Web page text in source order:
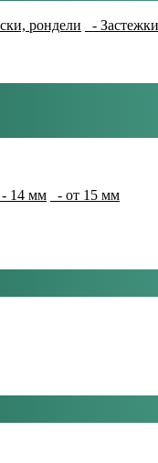
рондели - Застежки
- 14 мм - от 15 мм